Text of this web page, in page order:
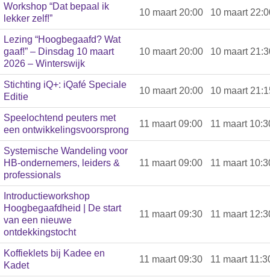
Workshop “Dat bepaal ik
lekker zelf!”
10 maart 20:00 10 maart
Lezing “Hoogbegaafd? Wat
gaaf!” – Dinsdag 10 maart
2026 – Winterswijk
10 maart 20:00 10 maart
Stichting iQ+: iQafé Speciale
Editie
10 maart 20:00 10 maart
Speelochtend peuters met
een ontwikkelingsvoorsprong
11 maart 09:00 11 maart
Systemische Wandeling voor
HB-ondernemers, leiders &
professionals
11 maart 09:00 11 maart
Introductieworkshop
Hoogbegaafdheid | De start
van een nieuwe
ontdekkingstocht
11 maart 09:30 11 maart
Koffieklets bij Kadee en
Kadet
11 maart 09:30 11 maart